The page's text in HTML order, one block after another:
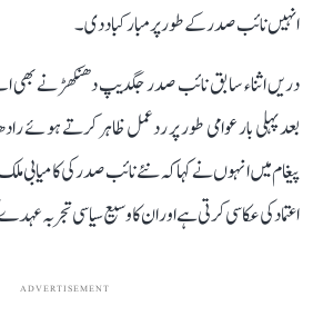
انہیں نائب صدر کے طور پر مبارکباد دی۔
دریں اثناء سابق نائب صدر جگدیپ دھنکھڑ نے
بعد پہلی بار عوامی طور پر ردعمل ظاہر کرتے ہوئے
پیغام میں انہوں نے کہا کہ نئے نائب صدر کی کامیابی
اعتماد کی عکاسی کرتی ہے اور ان کا وسیع سیاسی تجربہ
ADVERTISEMENT